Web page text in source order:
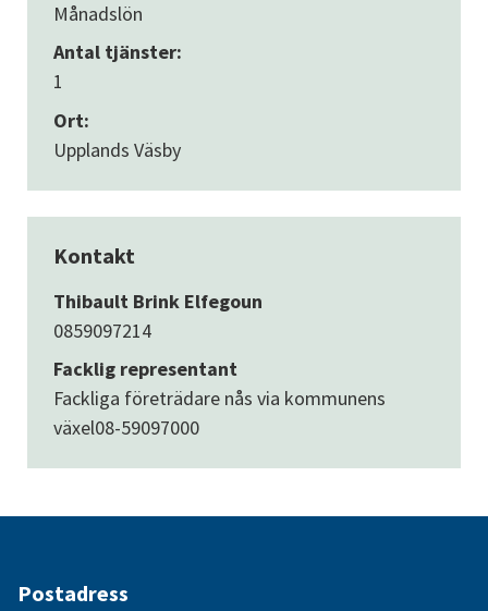
Månadslön
Antal tjänster:
1
Ort:
Upplands Väsby
Kontakt
Thibault Brink Elfegoun
0859097214
Facklig representant
Fackliga företrädare nås via kommunens
växel08-59097000
Postadress